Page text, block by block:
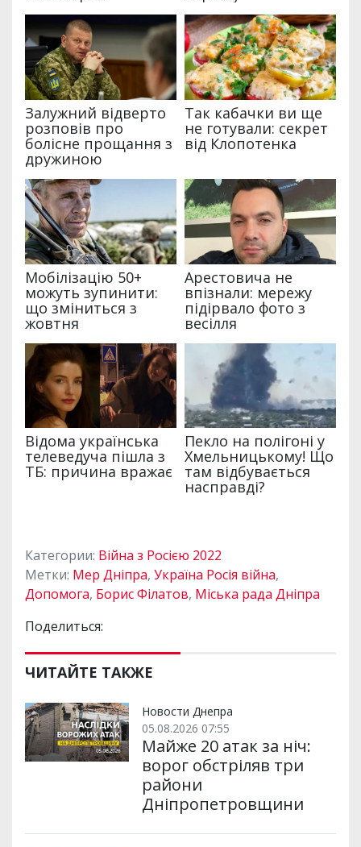
Категории: Війна з Росією 2022
Метки: Мер Дніпра, Україна Росія війна,
Допомога, Борис Філатов, Міська рада Дніпра
Поделиться:
ЧИТАЙТЕ ТАКЖЕ
Новости Днепра
05.08.2026 07:55
Майже 20 атак за ніч:
ворог обстріляв три
райони
Дніпропетровщини